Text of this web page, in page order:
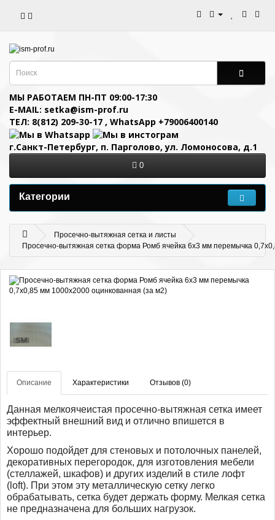
МЫ РАБОТАЕМ ПН-ПТ 09:00-17:30
E-MAIL: setka@ism-prof.ru
ТЕЛ: 8(812) 209-30-17 , WhatsApp +79006400140
г.Санкт-Петербург, п. Парголово, ул. Ломоносова, д.1
0
Категории
Просечно-вытяжная сетка и листы
Просечно-вытяжная сетка форма Ромб ячейка 6х3 мм перемычка
Описание Характеристики Отзывов (0)
Данная мелкоячеистая просечно-вытяжная сетка имеет
эффектный внешний вид и отлично впишется в
интерьер.
Хорошо подойдет для стеновых и потолочных панелей,
декоративных перегородок, для изготовления мебели
(стеллажей, шкафов) и других изделий в стиле лофт
( loft). При этом эту металлическую сетку легко
обрабатывать, сетка будет держать форму. Мелкая сетка
не предназначена для больших нагрузок.